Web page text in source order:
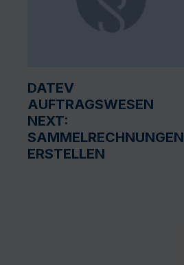
DATEV
AUFTRAGSWESEN
NEXT:
SAMMELRECHNUNGEN
ERSTELLEN